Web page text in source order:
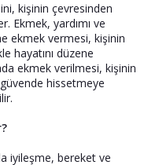
kişinin çevresinden
Ekmek, yardımı ve
ekmek vermesi, kişinin
hayatını düzene
ekmek verilmesi, kişinin
hissetmeye
iyileşme, bereket ve